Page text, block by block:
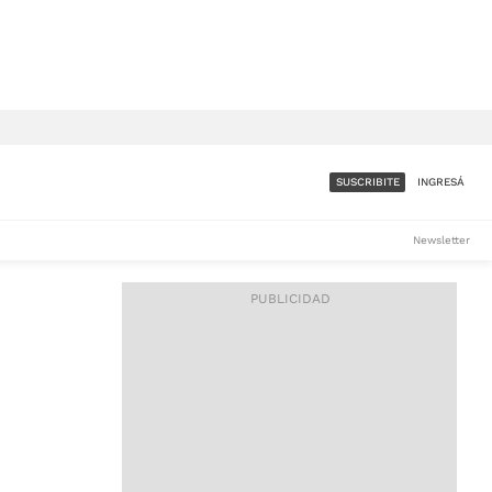
ACCESO FULL - $1.800/MES
SUSCRIBITE INGRESÁ
Newsletter